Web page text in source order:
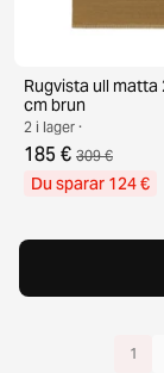
Rugvista ull matta
cm brun
2 i lager ·
185 € 309 €
Du sparar 124 €
1